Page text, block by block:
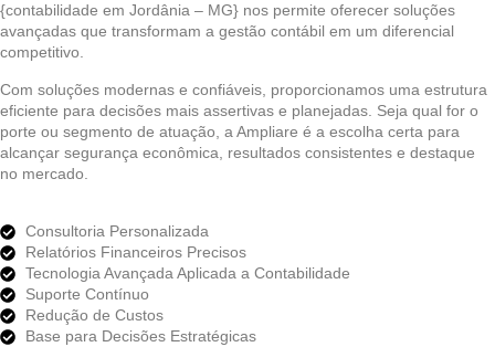
{contabilidade em Jordânia – MG} nos permite oferecer soluções
avançadas que transformam a gestão contábil em um diferencial
competitivo.
Com soluções modernas e confiáveis, proporcionamos uma estrutura
eficiente para decisões mais assertivas e planejadas. Seja qual for o
porte ou segmento de atuação, a Ampliare é a escolha certa para
alcançar segurança econômica, resultados consistentes e destaque
no mercado.
Consultoria Personalizada
Relatórios Financeiros Precisos
Tecnologia Avançada Aplicada a Contabilidade
Suporte Contínuo
Redução de Custos
Base para Decisões Estratégicas